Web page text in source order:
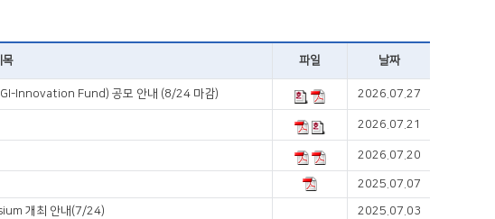
목 파일 날짜
GI-Innovation Fund) 공모 안내 (8/24 마감) 2026.07.27
2026.07.21
2026.07.20
2025.07.07
개최 안내(7/24) 2025.07.03